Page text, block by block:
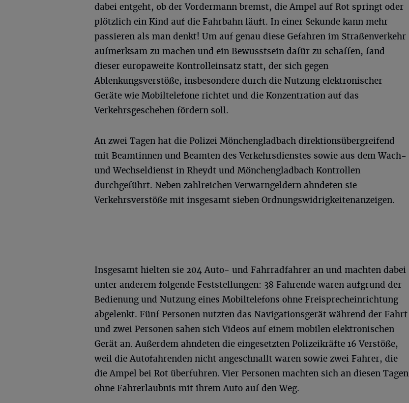
dabei entgeht, ob der Vordermann bremst, die Ampel auf Rot springt oder
plötzlich ein Kind auf die Fahrbahn läuft. In einer Sekunde kann mehr
passieren als man denkt! Um auf genau diese Gefahren im Straßenverkehr
aufmerksam zu machen und ein Bewusstsein dafür zu schaffen, fand
dieser europaweite Kontrolleinsatz statt, der sich gegen
Ablenkungsverstöße, insbesondere durch die Nutzung elektronischer
Geräte wie Mobiltelefone richtet und die Konzentration auf das
Verkehrsgeschehen fördern soll.
An zwei Tagen hat die Polizei Mönchengladbach direktionsübergreifend
mit Beamtinnen und Beamten des Verkehrsdienstes sowie aus dem Wach-
und Wechseldienst in Rheydt und Mönchengladbach Kontrollen
durchgeführt. Neben zahlreichen Verwarngeldern ahndeten sie
Verkehrsverstöße mit insgesamt sieben Ordnungswidrigkeitenanzeigen.
Insgesamt hielten sie 204 Auto- und Fahrradfahrer an und machten dabei
unter anderem folgende Feststellungen: 38 Fahrende waren aufgrund der
Bedienung und Nutzung eines Mobiltelefons ohne Freisprecheinrichtung
abgelenkt. Fünf Personen nutzten das Navigationsgerät während der Fahrt
und zwei Personen sahen sich Videos auf einem mobilen elektronischen
Gerät an. Außerdem ahndeten die eingesetzten Polizeikräfte 16 Verstöße,
weil die Autofahrenden nicht angeschnallt waren sowie zwei Fahrer, die
die Ampel bei Rot überfuhren. Vier Personen machten sich an diesen Tagen
ohne Fahrerlaubnis mit ihrem Auto auf den Weg.